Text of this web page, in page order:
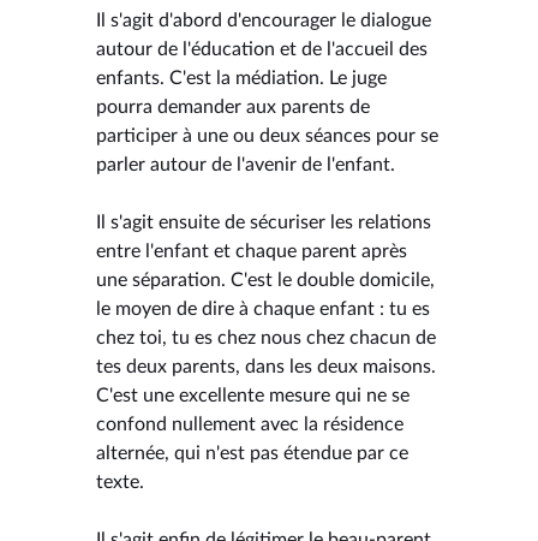
Il s'agit d'abord d'encourager le dialogue
autour de l'éducation et de l'accueil des
enfants. C'est la médiation. Le juge
pourra demander aux parents de
participer à une ou deux séances pour se
parler autour de l'avenir de l'enfant.
Il s'agit ensuite de sécuriser les relations
entre l'enfant et chaque parent après
une séparation. C'est le double domicile,
le moyen de dire à chaque enfant : tu es
chez toi, tu es chez nous chez chacun de
tes deux parents, dans les deux maisons.
C'est une excellente mesure qui ne se
confond nullement avec la résidence
alternée, qui n'est pas étendue par ce
texte.